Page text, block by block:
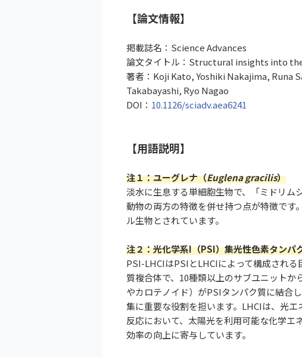
【論文情報】
掲載誌名：Science Advances
論文タイトル：Structural insights into
著者：Koji Kato, Yoshiki Nakajima, Runa
Takabayashi, Ryo Nagao
DOI： 10.1126/sciadv.aea6241
【用語説明】
注１：ユーグレナ（Euglena gracilis）
淡水に生息する単細胞生物で、「ミドリム
動物の両方の特徴を併せ持つ点が特徴です
ル生物とされています。
注２：光化学系I（PSI）集光性色素タンパ
PSI-LHCIはPSIとLHCIによって構成され
質複合体で、10種類以上のサブユニット
やカロテノイド）がPSIタンパク質に結合
集に重要な役割を担います。LHCIは、光
反応において、太陽光を利用可能な化学
効率の向上に寄与しています。